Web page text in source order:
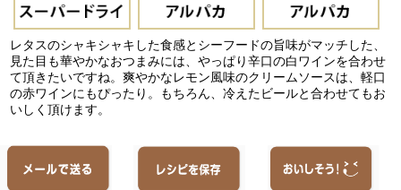
レタスのシャキシャキした食感とシーフードの旨味がマッチした、
見た目も華やかなおつまみには、やっぱり辛口の白ワインを合わせ
て頂きたいですね。爽やかなレモン風味のクリームソースは、軽口
の赤ワインにもぴったり。もちろん、冷えたビールと合わせてもお
いしく頂けます。